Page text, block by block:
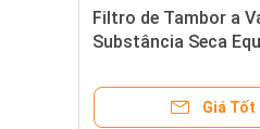
Filtro de Tambor a
Substância Seca
para
Giá Tốt